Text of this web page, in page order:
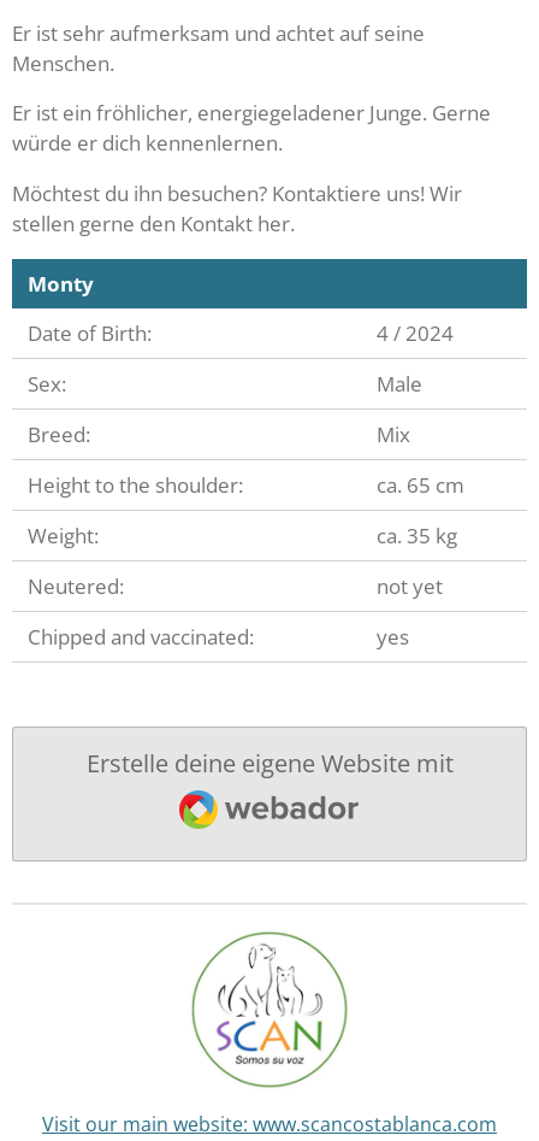
Er ist sehr aufmerksam und achtet auf seine
Menschen.
Er ist ein fröhlicher, energiegeladener Junge. Gerne
würde er dich kennenlernen.
Möchtest du ihn besuchen? Kontaktiere uns! Wir
stellen gerne den Kontakt her.
Monty
Date of Birth:
4 / 2024
Sex:
Male
Breed:
Mix
Height to the shoulder:
ca. 65 cm
Weight:
ca. 35 kg
Neutered:
not yet
Chipped and vaccinated:
yes
Erstelle deine eigene Website mit
Webador
Visit our main website: www.scancostablanca.com